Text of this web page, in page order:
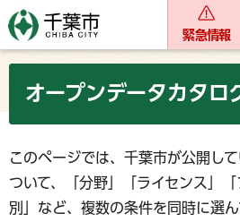
緊急情報
オープンデータカタ
このページでは、千葉市が公開し
ついて、「分野」「ライセンス」
別」など、複数の条件を同時に選